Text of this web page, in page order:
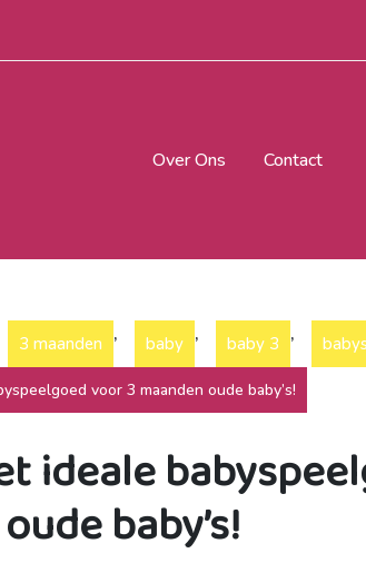
Over Ons Contact
3 maanden , baby , baby 3 ,
voor 3 maanden oude baby’s!
ideale
baby’s!